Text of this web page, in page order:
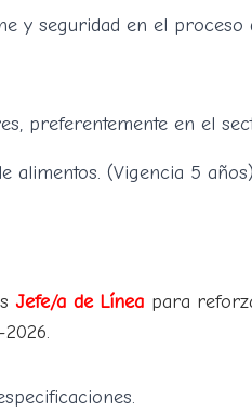
y seguridad en el proceso
preferentemente en el
alimentos. (Vigencia 5 años)
Jefe/a de Línea para